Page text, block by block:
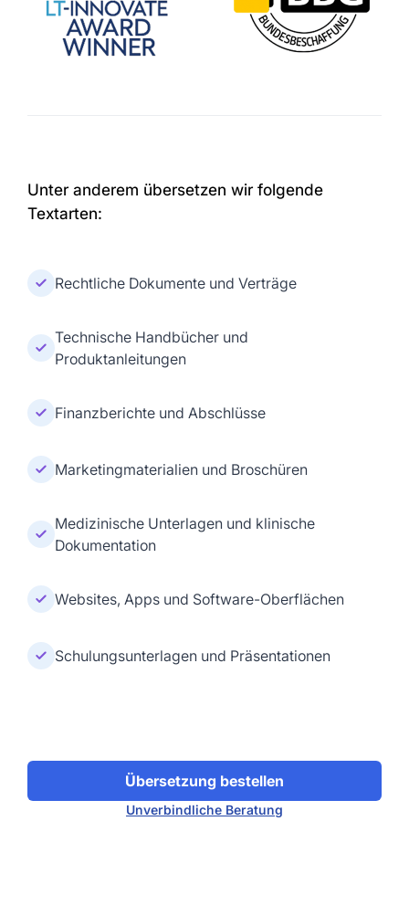
Unter anderem übersetzen wir folgende
Textarten:
Rechtliche Dokumente und Verträge
Technische Handbücher und
Produktanleitungen
Finanzberichte und Abschlüsse
Marketingmaterialien und Broschüren
Medizinische Unterlagen und klinische
Dokumentation
Websites, Apps und Software-Oberflächen
Schulungsunterlagen und Präsentationen
Übersetzung bestellen
Unverbindliche Beratung